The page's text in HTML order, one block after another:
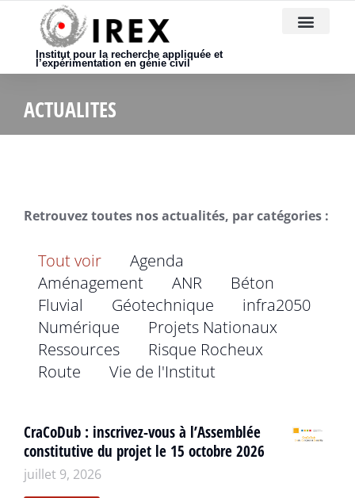
Institut pour la recherche appliquée et
l’expérimentation en génie civil
ACTUALITES
Retrouvez toutes nos actualités, par catégories :
Tout voir
Agenda
Aménagement
ANR
Béton
Fluvial
Géotechnique
infra2050
Numérique
Projets Nationaux
Ressources
Risque Rocheux
Route
Vie de l'Institut
CraCoDub : inscrivez-vous à l’Assemblée
constitutive du projet le 15 octobre 2026
juillet 9, 2026